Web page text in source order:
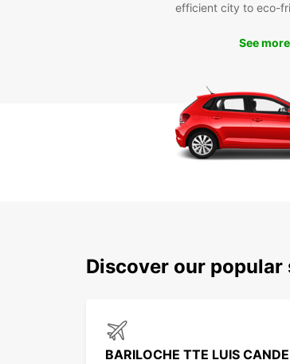
efficient city to eco-
See more
Discover our popular